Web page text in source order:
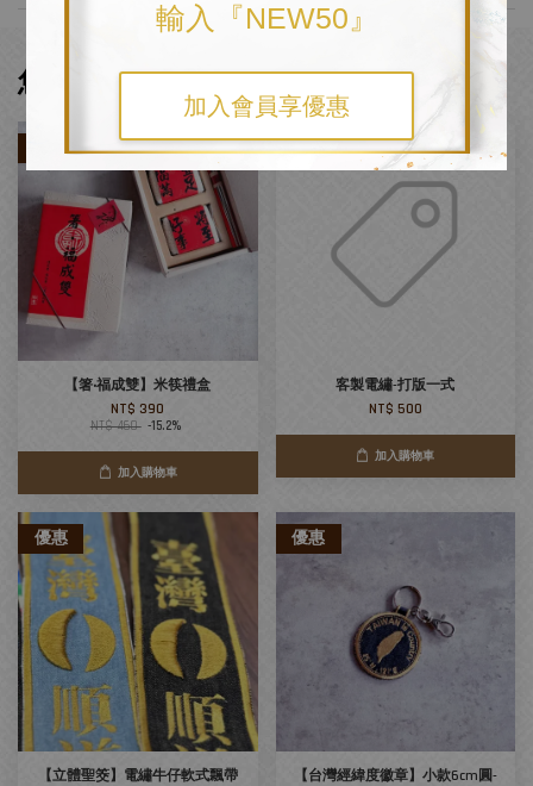
輸入『NEW50』
加入會員享優惠
您可能也喜歡
【箸‧福成雙】米筷禮盒
NT$ 390
NT$ 460 -15.2%
加入購物車
客製電繡-打版一式
NT$ 500
加入購物車
優惠
【立體聖筊】電繡牛仔軟式飄帶
優惠
【台灣經緯度徽章】小款6cm圓-